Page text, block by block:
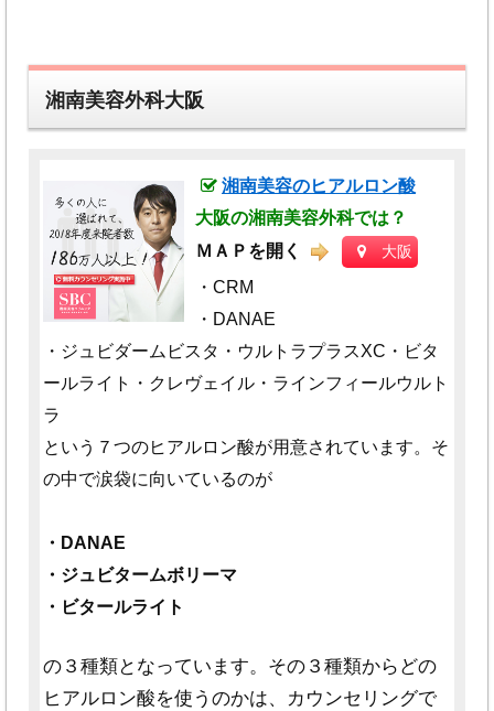
湘南美容外科大阪
湘南美容のヒアルロン酸
大阪の湘南美容外科では？
ＭＡＰを開く
大阪
・CRM
・DANAE
・ジュビダームビスタ・ウルトラプラスXC・ビタ
ールライト・クレヴェイル・ラインフィールウルト
ラ
という７つのヒアルロン酸が用意されています。そ
の中で涙袋に向いているのが
・DANAE
・ジュビタームボリーマ
・ビタールライト
の３種類となっています。その３種類からどの
ヒアルロン酸を使うのかは、カウンセリングで